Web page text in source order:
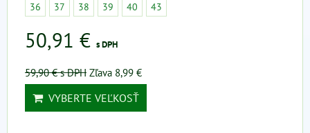
36 37 38 39 40 43
50,91 € s DPH
59,90 €s DPH Zľava 8,99 €
VYBERTE VEĽKOSŤ